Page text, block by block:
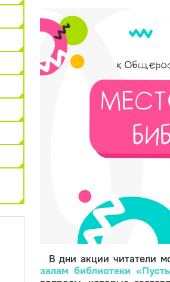
В дни акции читатели
залам библиотеки